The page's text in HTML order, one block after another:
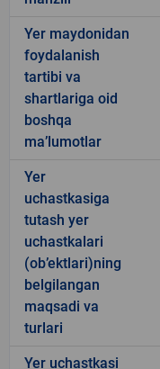
Yer maydonidan
foydalanish
tartibi va
shartlariga oid
boshqa
ma’lumotlar
Yer
uchastkasiga
tutash yer
uchastkalari
(ob’ektlari)ning
belgilangan
maqsadi va
turlari
Yer uchastkasi